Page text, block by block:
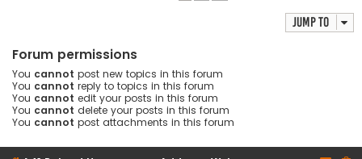
Jump to
Forum permissions
You cannot post new topics in this forum
You cannot reply to topics in this forum
You cannot edit your posts in this forum
You cannot delete your posts in this forum
You cannot post attachments in this forum